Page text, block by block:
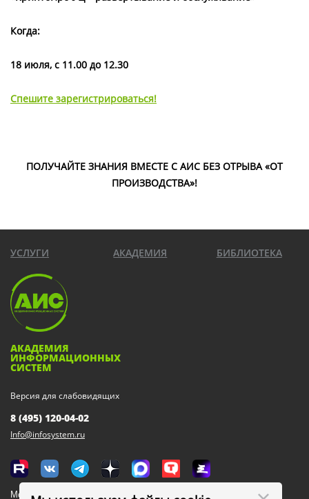
Когда:
18 июля, c 11.00 до 12.30
Спешите зарегистрироваться!
ПОЛУЧАЙТЕ ЗНАНИЯ ВМЕСТЕ С АИС БЕЗ ОТРЫВА «ОТ
ПРОИЗВОДСТВА»!
УСЛУГИ АКАДЕМИЯ БИБЛИОТЕКА
АКАДЕМИЯ
ИНФОРМАЦИОННЫХ
СИСТЕМ
Версия для слабовидящих
8 (495) 120-04-02
Info@infosystem.ru
Москва, 111123, ул. Плеханова, 4а